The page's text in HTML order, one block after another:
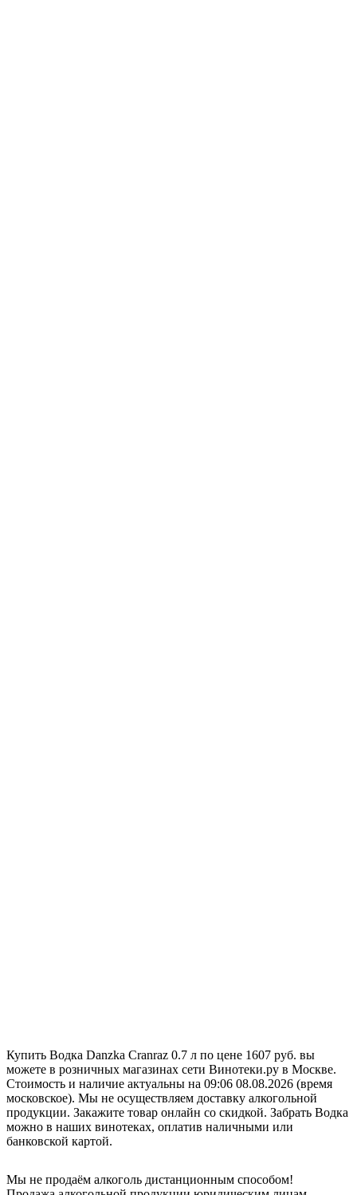
Купить Водка Danzka Cranraz 0.7 л по цене 1607 руб. вы
можете в розничных магазинах сети Винотеки.ру в Москве.
Стоимость и наличие актуальны на 09:06 08.08.2026 (время
московское). Мы не осуществляем доставку алкогольной
продукции. Закажите товар онлайн со скидкой. Забрать Водка
можно в наших винотеках, оплатив наличными или
банковской картой.
Мы не продаём алкоголь дистанционным способом!